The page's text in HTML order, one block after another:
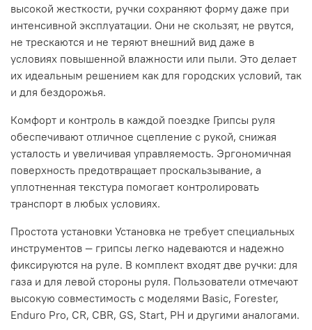
высокой жесткости, ручки сохраняют форму даже при
интенсивной эксплуатации. Они не скользят, не рвутся,
не трескаются и не теряют внешний вид даже в
условиях повышенной влажности или пыли. Это делает
их идеальным решением как для городских условий, так
и для бездорожья.
Комфорт и контроль в каждой поездке Грипсы руля
обеспечивают отличное сцепление с рукой, снижая
усталость и увеличивая управляемость. Эргономичная
поверхность предотвращает проскальзывание, а
уплотненная текстура помогает контролировать
транспорт в любых условиях.
Простота установки Установка не требует специальных
инструментов — грипсы легко надеваются и надежно
фиксируются на руле. В комплект входят две ручки: для
газа и для левой стороны руля. Пользователи отмечают
высокую совместимость с моделями Basic, Forester,
Enduro Pro, CR, CBR, GS, Start, PH и другими аналогами.